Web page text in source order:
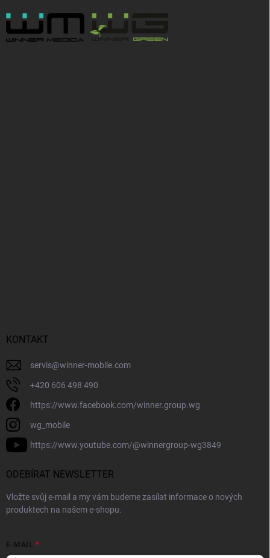
KONTAKT
servis@winner-mobile.com
+420 606 498 490
https://www.facebook.com/winner.group.wg
wg_mobile
https://www.youtube.com/@winnergroup-wg3849
ODEBÍRAT NEWSLETTER
Vložte svůj e-mail a my vám budeme zasílat informace o nových
produktech na našem e-shopu.
E-MAIL